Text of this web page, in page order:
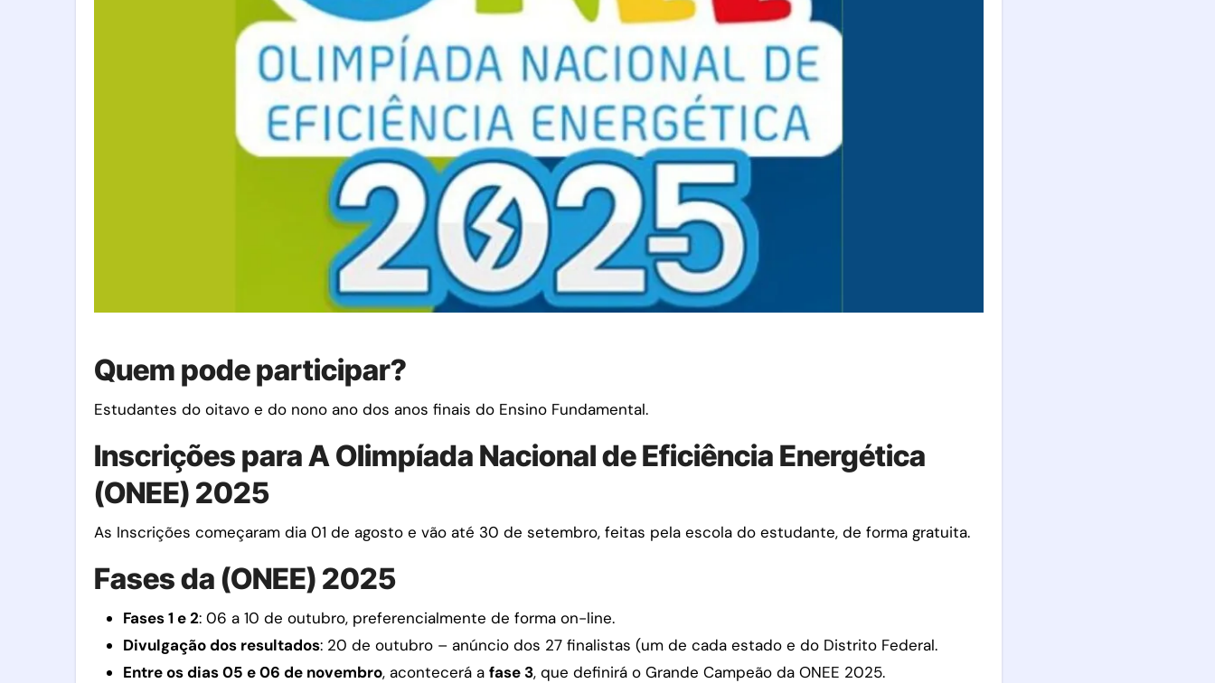
Quem pode participar?
Estudantes do oitavo e do nono ano dos anos finais do Ensino Fundamental.
Inscrições para A Olimpíada Nacional de Eficiência Energética
(ONEE) 2025
As Inscrições começaram dia 01 de agosto e vão até 30 de setembro, feitas pela escola do estudante, de forma gratuita.
Fases da (ONEE) 2025
Fases 1 e 2: 06 a 10 de outubro, preferencialmente de forma on-line.
Divulgação dos resultados: 20 de outubro – anúncio dos 27 finalistas (um de cada estado e do Distrito Federal.
Entre os dias 05 e 06 de novembro, acontecerá a fase 3, que definirá o Grande Campeão da ONEE 2025.